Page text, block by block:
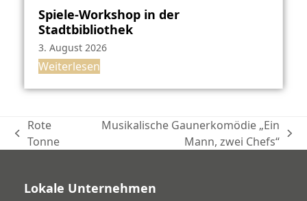
Spiele-Workshop in der
Stadtbibliothek
3. August 2026
Weiterlesen
vorheriger
Rote
Tonne
Musikalische Gaunerkomödie „Ein
Mann, zwei Chefs“
Lokale Unternehmen